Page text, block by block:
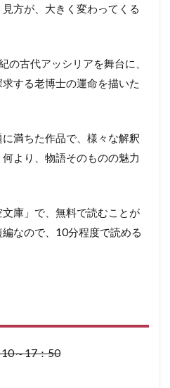
方が、大きく変わってくる
の古代アッシリアを舞台に、
求する老博士の運命を描いた
満ちた作品で、様々な解釈
より、物語そのものの魅力
庫」で、無料で読むことが
なので、10分程度で読める
～17：50